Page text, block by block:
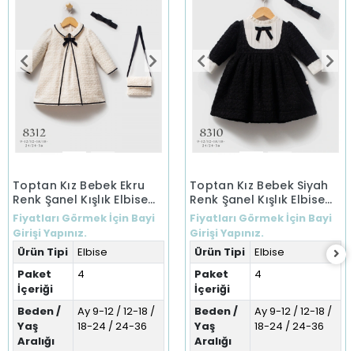
Toptan Kız Bebek Ekru
Renk Şanel Kışlık Elbise
(9-36 Ay)
Fiyatları Görmek İçin Bayi
Girişi Yapınız.
Ürün Tipi
Elbise
Paket
İçeriği
4
Beden /
Yaş
Aralığı
Ay 9-12 / 12-18 /
18-24 / 24-36
Toptan Kız Bebek Siyah
Renk Şanel Kışlık Elbise
(9-36 Ay)
Fiyatları Görmek İçin Bayi
Girişi Yapınız.
Ürün Tipi
Elbise
Paket
İçeriği
4
Beden /
Yaş
Aralığı
Ay 9-12 / 12-18 /
18-24 / 24-36